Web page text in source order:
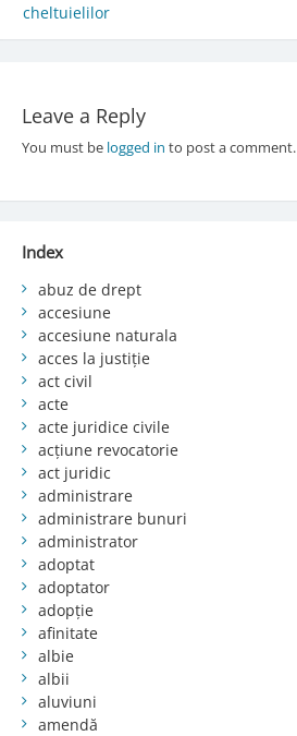
navigation
cheltuielilor
Leave a Reply
You must be logged in to post a comment.
Index
abuz de drept
accesiune
accesiune naturala
acces la justiție
act civil
acte
acte juridice civile
acțiune revocatorie
act juridic
administrare
administrare bunuri
administrator
adoptat
adoptator
adopție
afinitate
albie
albii
aluviuni
amendă